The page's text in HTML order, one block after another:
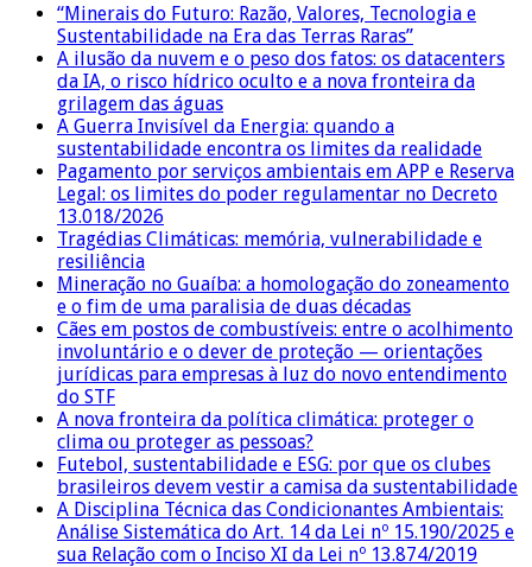
“Minerais do Futuro: Razão, Valores, Tecnologia e
Sustentabilidade na Era das Terras Raras”
A ilusão da nuvem e o peso dos fatos: os datacenters
da IA, o risco hídrico oculto e a nova fronteira da
grilagem das águas
A Guerra Invisível da Energia: quando a
sustentabilidade encontra os limites da realidade
Pagamento por serviços ambientais em APP e Reserva
Legal: os limites do poder regulamentar no Decreto
13.018/2026
Tragédias Climáticas: memória, vulnerabilidade e
resiliência
Mineração no Guaíba: a homologação do zoneamento
e o fim de uma paralisia de duas décadas
Cães em postos de combustíveis: entre o acolhimento
involuntário e o dever de proteção — orientações
jurídicas para empresas à luz do novo entendimento
do STF
A nova fronteira da política climática: proteger o
clima ou proteger as pessoas?
Futebol, sustentabilidade e ESG: por que os clubes
brasileiros devem vestir a camisa da sustentabilidade
A Disciplina Técnica das Condicionantes Ambientais:
Análise Sistemática do Art. 14 da Lei nº 15.190/2025 e
sua Relação com o Inciso XI da Lei nº 13.874/2019